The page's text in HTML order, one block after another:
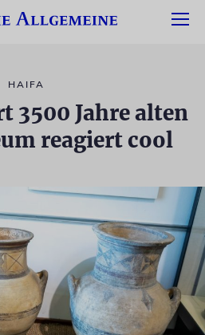
HAIFA
3500 Jahre alten
reagiert cool